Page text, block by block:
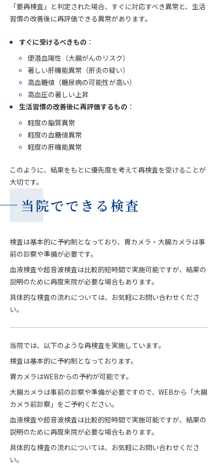
「要再検査」と判定された場合、すぐに対応すべき異常と、生活
習慣の改善後に再評価できる異常があります。
すぐに受けるべきもの ：
便潜血陽性（大腸がんのリスク）
著しい肝機能異常（肝炎の疑い）
高血糖値（糖尿病の可能性が高い）
高血圧の著しい上昇
生活習慣の改善後に再評価するもの ：
軽度の脂質異常
軽度の血糖値異常
軽度の肝機能異常
このように、結果をもとに優先度を考えて再検査を受けることが
大切です。
当院でできる検査
検査は基本的に予約制となっており、胃カメラ・大腸カメラは事
前の診察や準備が必要です。
血液検査や超音波検査は比較的短時間で実施可能ですが、結果の
説明のために再度来院が必要な場合もあります。
具体的な検査の流れについては、お気軽にお問い合わせくださ
い。
当院では、以下のような再検査を実施しています。
検査は基本的に予約制となっております。
胃カメラはWEBからの予約が可能です。
大腸カメラは事前の診察や準備が必要ですので、WEBから「大腸
カメラ前診察」をご予約ください。
血液検査や超音波検査は比較的短時間で実施可能ですが、結果の
説明のために再度来院が必要な場合もあります。
具体的な検査の流れについては、お気軽にお問い合わせくださ
い。